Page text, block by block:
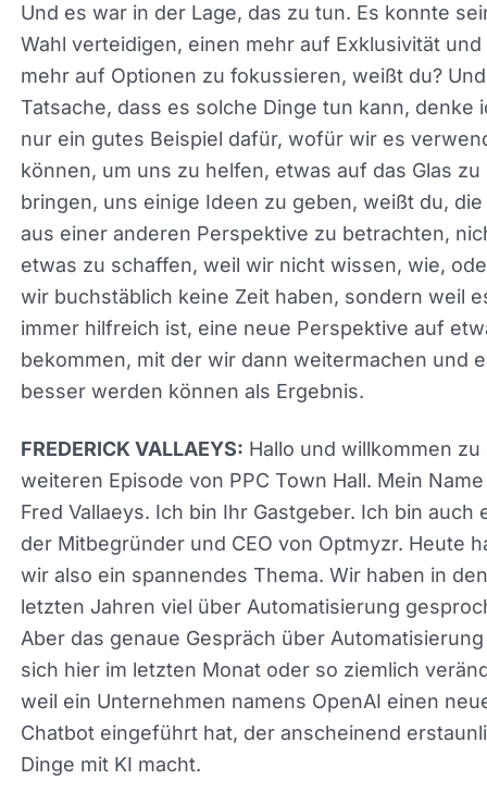
Und es war in der Lage, das zu tun. Es konnte
Wahl verteidigen, einen mehr auf Exklusivität und
mehr auf Optionen zu fokussieren, weißt du?
die Tatsache, dass es solche Dinge tun kann,
ich, ist nur ein gutes Beispiel dafür, wofür wir es
verwenden können, um uns zu helfen, etwas auf
Glas zu bringen, uns einige Ideen zu geben,
die Dinge aus einer anderen Perspektive zu
nicht, um etwas zu schaffen, weil wir nicht
oder weil wir buchstäblich keine Zeit haben,
weil es immer hilfreich ist, eine neue Perspektive
etwas zu bekommen, mit der wir dann
und einfach besser werden können als Ergebnis.
FREDERICK VALLAEYS: Hallo und willkommen
weiteren Episode von PPC Town Hall. Mein
Fred Vallaeys. Ich bin Ihr Gastgeber. Ich bin auch
der Mitbegründer und CEO von Optmyzr. Heute
wir also ein spannendes Thema. Wir haben in den
letzten Jahren viel über Automatisierung
Aber das genaue Gespräch über
sich hier im letzten Monat oder so ziemlich
weil ein Unternehmen namens OpenAI einen
Chatbot eingeführt hat, der anscheinend
Dinge mit KI macht.